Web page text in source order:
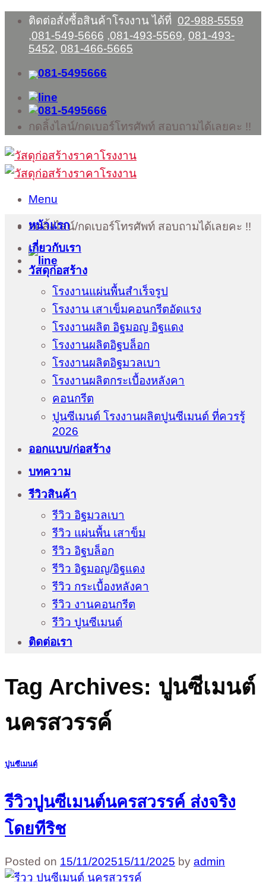
Skip
content
ติดต่อสั่งซื้อสินค้าโรงงาน ได้ที่ 02-988-5559
,081-549-5666 ,081-493-5569, 081-493-
5452, 081-466-5665
กดลิ้งไลน์/กดเบอร์โทรศัพท์ สอบถามได้เลยคะ !!
Menu
กดลิ้งไลน์/กดเบอร์โทรศัพท์ สอบถามได้เลยคะ !!
หน้าแรก
เกี่ยวกับเรา
วัสดุก่อสร้าง
โรงงานแผ่นพื้นสำเร็จรูป
โรงงาน เสาเข็มคอนกรีตอัดแรง
โรงงานผลิต อิฐมอญ อิฐแดง
โรงงานผลิตอิฐบล็อก
โรงงานผลิตอิฐมวลเบา
โรงงานผลิตกระเบื้องหลังคา
คอนกรีต
ปูนซีเมนต์ โรงงานผลิตปูนซีเมนต์ ที่ควรรู้
2026
ออกแบบ/ก่อสร้าง
บทความ
รีวิวสินค้า
รีวิว อิฐมวลเบา
รีวิว แผ่นพื้น เสาข็ม
รีวิว อิฐบล็อก
รีวิว อิฐมอญ/อิฐแดง
รีวิว กระเบื้องหลังคา
รีวิว งานคอนกรีต
รีวิว ปูนซีเมนต์
ติดต่อเรา
Tag Archives: ปูนซีเมนต์
นครสวรรค์
ปูนซีเมนต์
รีวิวปูนซีเมนต์นครสวรรค์ ส่งจริง
โดยทีริช
Posted on 15/11/202515/11/2025 by admin